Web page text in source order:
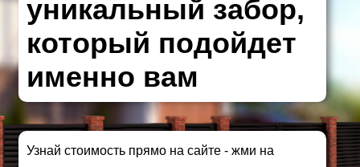
уникальный забор,
который подойдет
именно вам
Узнай стоимость прямо на сайте - жми на